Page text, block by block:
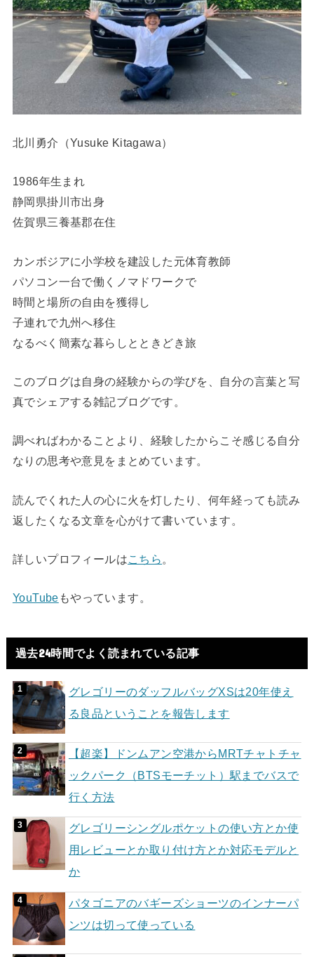
北川勇介（Yusuke Kitagawa）
1986年生まれ
静岡県掛川市出身
佐賀県三養基郡在住
カンボジアに小学校を建設した元体育教師
パソコン一台で働くノマドワークで
時間と場所の自由を獲得し
子連れで九州へ移住
なるべく簡素な暮らしとときどき旅
このブログは自身の経験からの学びを、自分の言葉と写
真でシェアする雑記ブログです。
調べればわかることより、経験したからこそ感じる自分
なりの思考や意見をまとめています。
読んでくれた人の心に火を灯したり、何年経っても読み
返したくなる文章を心がけて書いています。
詳しいプロフィールはこちら 。
YouTube もやっています。
過去24時間でよく読まれている記事
グレゴリーのダッフルバッグXSは20年使え
る良品ということを報告します
【超楽】ドンムアン空港からMRTチャトチャ
ックパーク（BTSモーチット）駅までバスで
行く方法
グレゴリーシングルポケットの使い方とか使
用レビューとか取り付け方とか対応モデルと
か
パタゴニアのバギーズショーツのインナーパ
ンツは切って使っている